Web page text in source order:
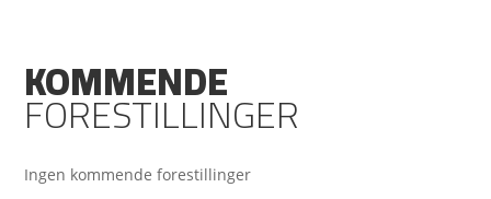
KOMMENDE
FORESTILLINGER
Ingen kommende forestillinger